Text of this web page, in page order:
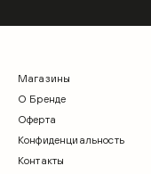
Магазины
О Бренде
Оферта
Конфиденциальность
Контакты